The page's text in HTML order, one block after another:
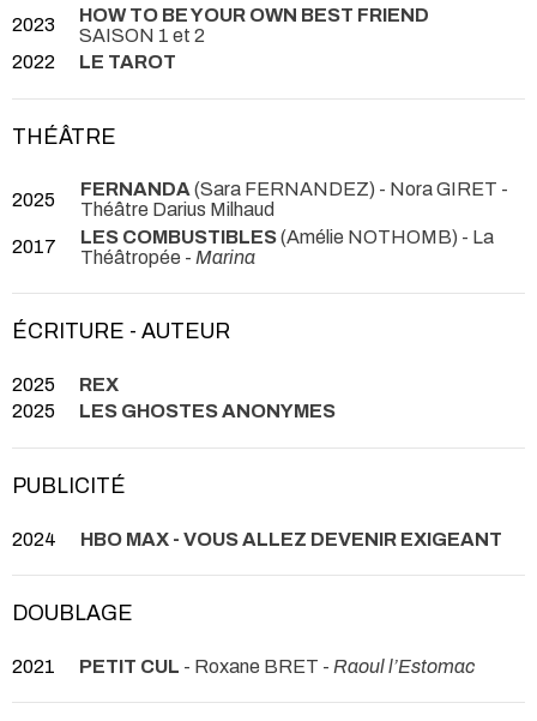
2023
HOW TO BE YOUR OWN BEST FRIEND
SAISON 1 et 2
2022
LE TAROT
THÉÂTRE
2025 FERNANDA(Sara FERNANDEZ) - Nora GIRET -
Théâtre Darius Milhaud
2017
LES COMBUSTIBLES(Amélie NOTHOMB) - La
Théâtropée - Marina
ÉCRITURE - AUTEUR
2025
REX
2025
LES GHOSTES ANONYMES
PUBLICITÉ
2024 HBO MAX - VOUS ALLEZ DEVENIR EXIGEANT
DOUBLAGE
2021 PETIT CUL - Roxane BRET - Raoul l’Estomac